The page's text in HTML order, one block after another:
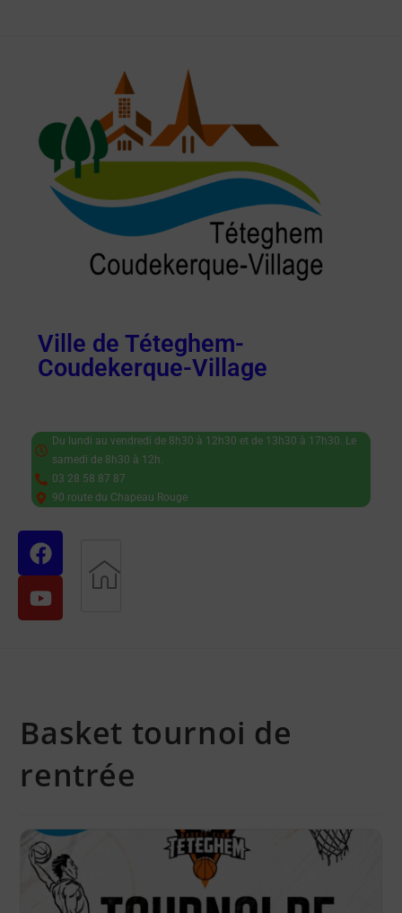
Ville de Téteghem-
Coudekerque-Village
Du lundi au vendredi de 8h30 à 12h30 et de 13h30 à 17h30. Le
samedi de 8h30 à 12h.
03 28 58 87 87
90 route du Chapeau Rouge
Basket tournoi de
rentrée